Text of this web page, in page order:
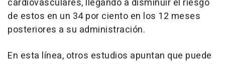
cardiovasculares, llegando a disminuir el riesgo
de estos en un 34 por ciento en los 12 meses
posteriores a su administración.
En esta línea, otros estudios apuntan que puede